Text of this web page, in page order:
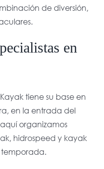
de diversión,
en
tiene su base en
en la entrada del
organizamos
hidrospeed y kayak